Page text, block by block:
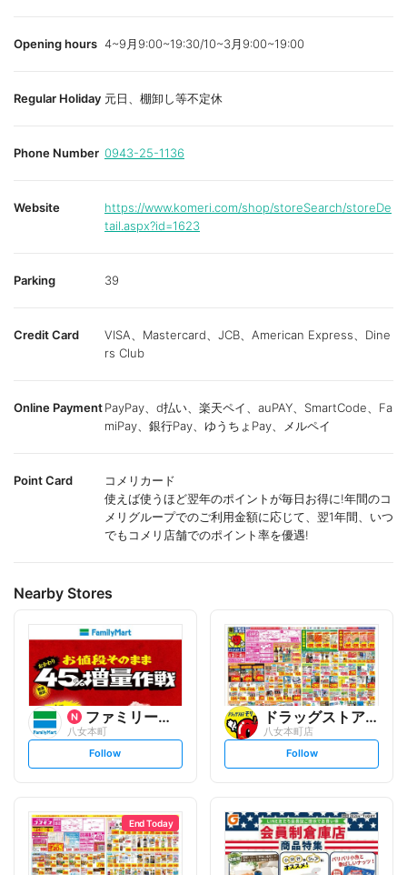
Opening hours 4~9月9:00~19:30/10~3月9:00~19:00
Regular Holiday 元日、棚卸し等不定休
Phone Number 0943-25-1136
Website
https://www.komeri.com/shop/storeSearch/storeDe
tail.aspx?id=1623
Parking 39
Credit Card
VISA、Mastercard、JCB、American Express、Dine
rs Club
Online PaymentPayPay、d払い、楽天ペイ、auPAY、SmartCode、Fa
miPay、銀行Pay、ゆうちょPay、メルペイ
Point Card
コメリカード
使えば使うほど翌年のポイントが毎日お得に!年間のコ
メリグループでのご利用金額に応じて、翌1年間、いつ
でもコメリ店舗でのポイント率を優遇!
Nearby Stores
ファミリーマート
八女本町
s
t
l
o
w
Follow
ドラッグストアモリ
八女本町店
s
t
l
o
w
Follow
End Today